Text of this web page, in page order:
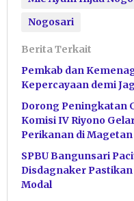
Nogosari
Berita Terkait
Pemkab dan
Kepercayaan demi
Dorong Peningkatan
Komisi IV Riyono
Perikanan di Magetan
SPBU Bangunsari
Disdagnaker
Modal